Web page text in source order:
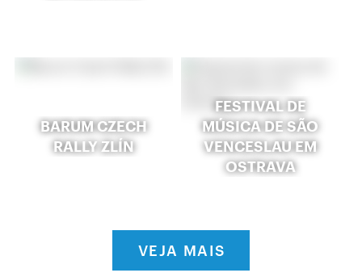
BARUM CZECH
RALLY ZLÍN
FESTIVAL DE
MÚSICA DE SÃO
VENCESLAU EM
OSTRAVA
VEJA MAIS